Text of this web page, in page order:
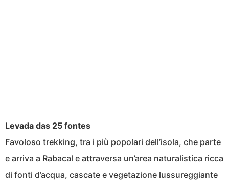
Levada das 25 fontes
Favoloso trekking, tra i più popolari dell’isola, che parte
e arriva a Rabacal e attraversa un’area naturalistica ricca
di fonti d’acqua, cascate e vegetazione lussureggiante